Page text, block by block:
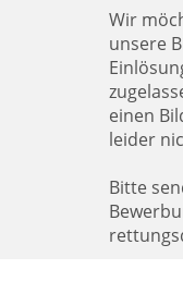
Wir
unsere
einen
leider
Bitte